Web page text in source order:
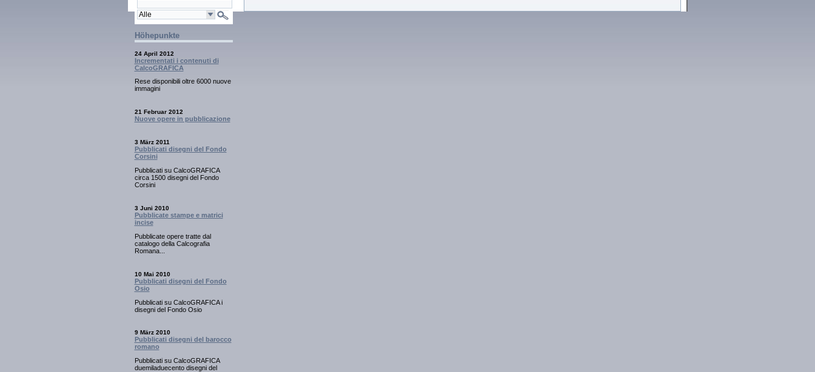
Höhepunkte
24 April 2012
Incrementati i contenuti di
CalcoGRAFICA
Rese disponibili oltre 6000 nuove
immagini
21 Februar 2012
Nuove opere in pubblicazione
3 März 2011
Pubblicati disegni del Fondo
Corsini
Pubblicati su CalcoGRAFICA
circa 1500 disegni del Fondo
Corsini
3 Juni 2010
Pubblicate stampe e matrici
incise
Pubblicate opere tratte dal
catalogo della Calcografia
Romana...
10 Mai 2010
Pubblicati disegni del Fondo
Osio
Pubblicati su CalcoGRAFICA i
disegni del Fondo Osio
9 März 2010
Pubblicati disegni del barocco
romano
Pubblicati su CalcoGRAFICA
duemiladuecento disegni del